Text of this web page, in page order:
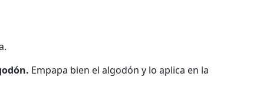
Empapa bien el algodón y lo aplica en la